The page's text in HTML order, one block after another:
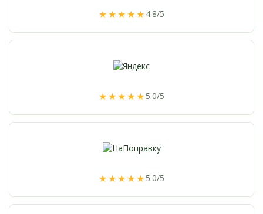
★★★★★ 4.8/5
★★★★★ 5.0/5
★★★★★ 5.0/5